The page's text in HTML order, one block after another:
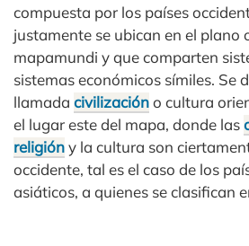
compuesta por los países
justamente se ubican en el plano
mapamundi y que comparten
sistemas económicos símiles. Se
llamada civilizacióno cultura
el lugar este del mapa, donde las
religióny la cultura son
occidente, tal es el caso de los
asiáticos, a quienes se clasifican